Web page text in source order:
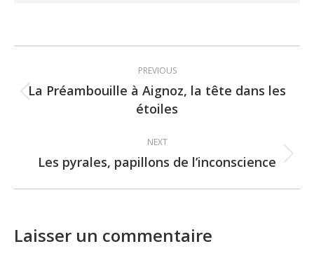
navigation
PREVIOUS
Previous
post:
La Préambouille à Aignoz, la tête dans les
étoiles
NEXT
Next
Les pyrales, papillons de l’inconscience
Laisser un commentaire